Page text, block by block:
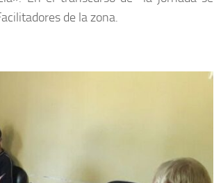
de la zona.